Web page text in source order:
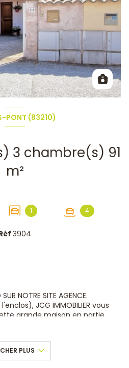
PONT (83210)
m²
1 4
3904
NOTRE SITE AGENCE.
JCG IMMOBILIER vous
grande maison en partie
avec 2 grands
PLUS